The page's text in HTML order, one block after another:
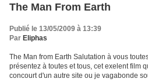
The Man From Earth
Publié le 13/05/2009 à 13:39
Par Eliphas
The Man from Earth Salutation à vous
présentez à toutes et tous, cet exelent film
concourt d'un autre site ou je vagabonde